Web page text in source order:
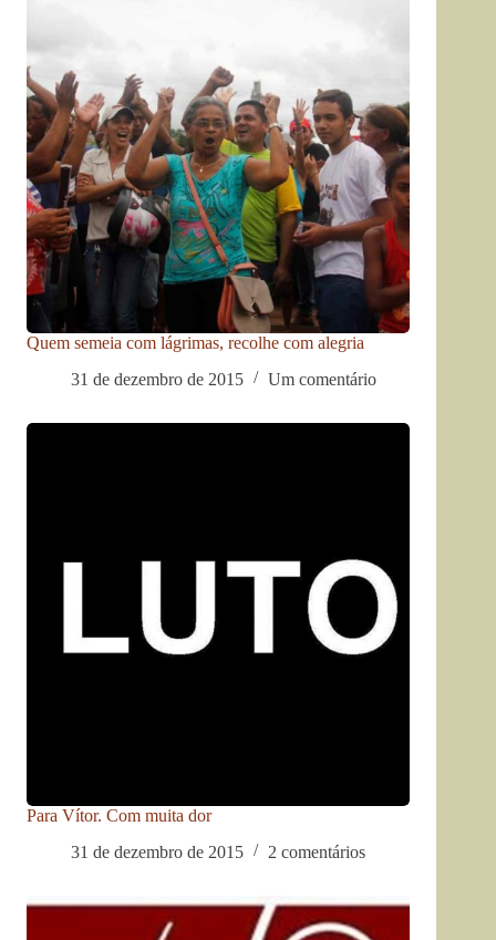
Quem semeia com lágrimas, recolhe com alegria
31 de dezembro de 2015
Um comentário
Para Vítor. Com muita dor
31 de dezembro de 2015
2 comentários